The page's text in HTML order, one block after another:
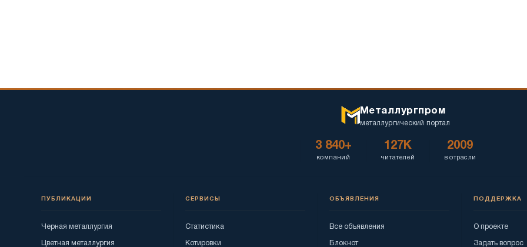
Металлургпром
металлургический портал
3 840+
компаний
127K
читателей
2009
в отрасли
ПУБЛИКАЦИИ
Черная металлургия
Цветная металлургия
СЕРВИСЫ
Статистика
Котировки
ОБЪЯВЛЕНИЯ
Все объявления
Блокнот
ПОДДЕРЖКА
О проекте
Задать вопрос